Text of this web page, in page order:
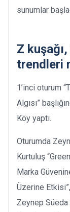
sunumlar
Z
trendleri
1’inci oturum
Algısı”
Köy yaptı.
Oturumda
Kurtuluş
Marka
Üzerine
Zeynep Süeda